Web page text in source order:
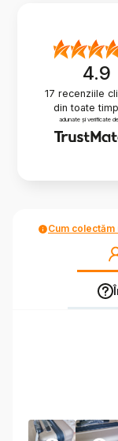
4.9
17 recenziile
din toate
adunate și verificate
Cum colectăm